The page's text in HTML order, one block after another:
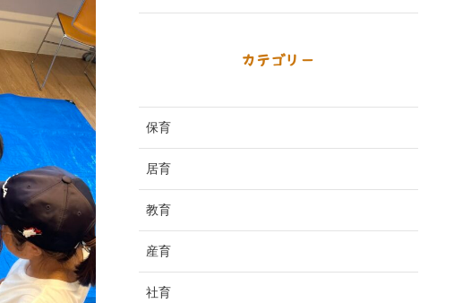
カテゴリー
保育
居育
教育
産育
社育